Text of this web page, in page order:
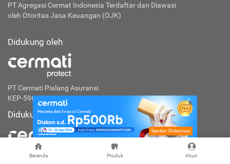
Beranda Produk Akun
PT Agregasi Cermat Indonesia Terdaftar dan Diawasi
oleh Otoritas Jasa Keuangan (OJK)
Didukung oleh
PT Cermati Pialang Asuransi
KEP-596/PD.02/2025
Didukung oleh